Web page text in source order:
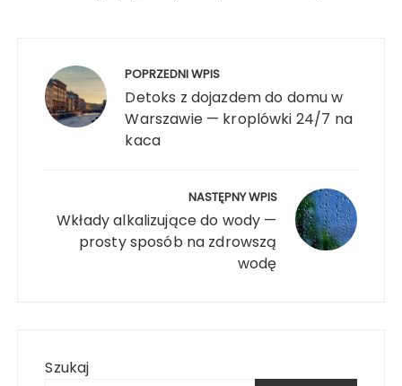
wpisu POPRZEDNI WPIS
Detoks z dojazdem do domu w
Warszawie — kroplówki 24/7 na
kaca
NASTĘPNY WPIS
Wkłady alkalizujące do wody —
prosty sposób na zdrowszą
wodę
Szukaj